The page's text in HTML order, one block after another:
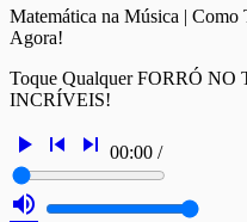
Matemática na Música | Como
Agora!
Toque Qualquer FORRÓ NO
INCRÍVEIS!
play_arrow skip_previous skip_next 00:00 /
volume_up